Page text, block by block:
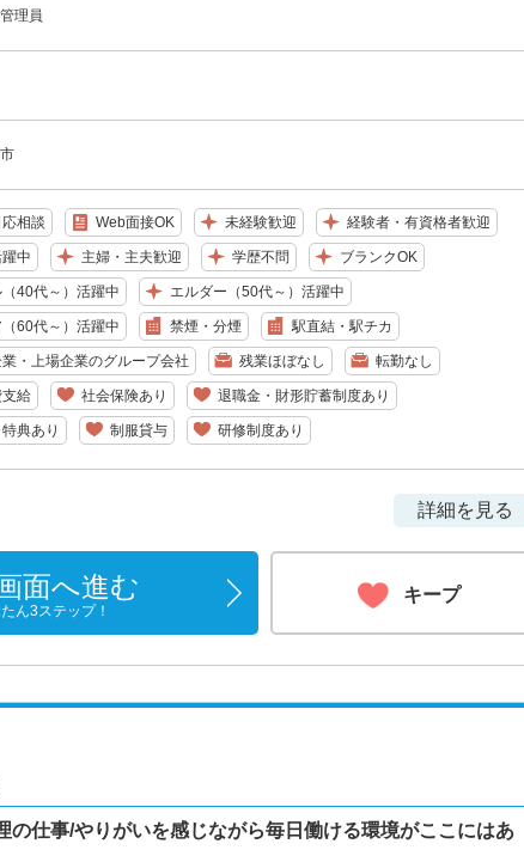
理員
相談 Web面接OK 未経験歓迎 経験者・有資格者歓迎
中 主婦・主夫歓迎 学歴不問 ブランクOK
（40代～）活躍中 エルダー（50代～）活躍中
60代～）活躍中 禁煙・分煙 駅直結・駅チカ
・上場企業のグループ会社 残業ほぼなし 転勤なし
給 社会保険あり 退職金・財形貯蓄制度あり
典あり 制服貸与 研修制度あり
詳細を見る
面へ進む
ん3ステップ！
キープ
の仕事/やりがいを感じながら毎日働ける環境がここにはあ